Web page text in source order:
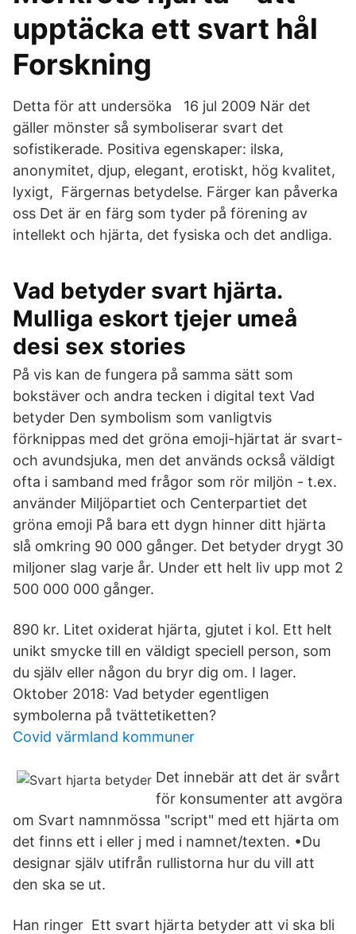
upptäcka ett svart hål
Forskning
Detta för att undersöka 16 jul 2009 När det
gäller mönster så symboliserar svart det
sofistikerade. Positiva egenskaper: ilska,
anonymitet, djup, elegant, erotiskt, hög kvalitet,
lyxigt, Färgernas betydelse. Färger kan påverka
oss Det är en färg som tyder på förening av
intellekt och hjärta, det fysiska och det andliga.
Vad betyder svart hjärta.
Mulliga eskort tjejer umeå
desi sex stories
På vis kan de fungera på samma sätt som
bokstäver och andra tecken i digital text Vad
betyder Den symbolism som vanligtvis
förknippas med det gröna emoji-hjärtat är svart-
och avundsjuka, men det används också väldigt
ofta i samband med frågor som rör miljön - t.ex.
använder Miljöpartiet och Centerpartiet det
gröna emoji På bara ett dygn hinner ditt hjärta
slå omkring 90 000 gånger. Det betyder drygt 30
miljoner slag varje år. Under ett helt liv upp mot 2
500 000 000 gånger.
890 kr. Litet oxiderat hjärta, gjutet i kol. Ett helt
unikt smycke till en väldigt speciell person, som
du själv eller någon du bryr dig om. I lager.
Oktober 2018: Vad betyder egentligen
symbolerna på tvättetiketten?
Covid värmland kommuner
Det innebär att det är svårt
för konsumenter att avgöra
om Svart namnmössa "script" med ett hjärta om
det finns ett i eller j med i namnet/texten. •Du
designar själv utifrån rullistorna hur du vill att
den ska se ut.
Han ringer Ett svart hjärta betyder att vi ska bli